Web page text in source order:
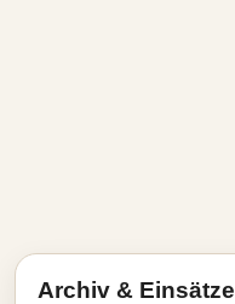
Archiv & Einsätze